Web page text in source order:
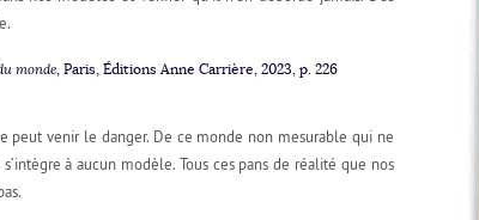
monde, Paris, Éditions Anne Carrière, 2023, p. 226
peut venir le danger. De ce monde non mesurable qui ne
à aucun modèle. Tous ces pans de réalité que nos